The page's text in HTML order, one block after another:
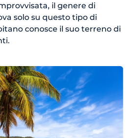
il genere di
solo su questo tipo di
conosce il suo terreno di